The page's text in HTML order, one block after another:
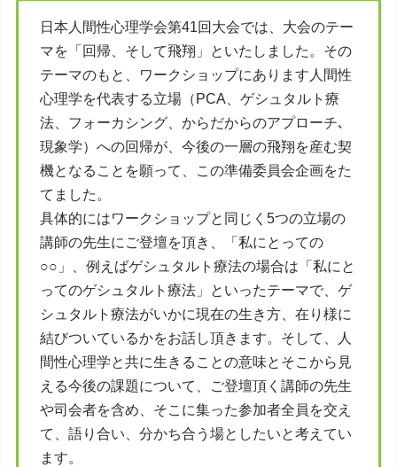
日本人間性心理学会第41回大会では、大会のテー
マを「回帰、そして飛翔」といたしました。その
テーマのもと、ワークショップにあります人間性
心理学を代表する立場（PCA、ゲシュタルト療
法、フォーカシング、からだからのアプローチ､
現象学）への回帰が、今後の一層の飛翔を産む契
機となることを願って、この準備委員会企画をた
てました。
具体的にはワークショップと同じく5つの立場の
講師の先生にご登壇を頂き、「私にとっての
○○」、例えばゲシュタルト療法の場合は「私にと
ってのゲシュタルト療法」といったテーマで、ゲ
シュタルト療法がいかに現在の生き方、在り様に
結びついているかをお話し頂きます。そして、人
間性心理学と共に生きることの意味とそこから見
える今後の課題について、ご登壇頂く講師の先生
や司会者を含め、そこに集った参加者全員を交え
て、語り合い、分かち合う場としたいと考えてい
ます。